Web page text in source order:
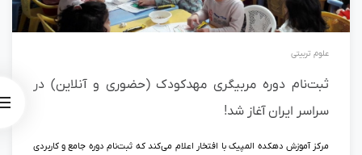
علوم تربیتی
ثبت‌نام دوره مربیگری مهدکودک (حضوری و آنلاین) در
سراسر ایران آغاز شد!
مرکز آموزش دهکده المپیک با افتخار اعلام می‌کند که ثبت‌نام دوره جامع و کاربردی